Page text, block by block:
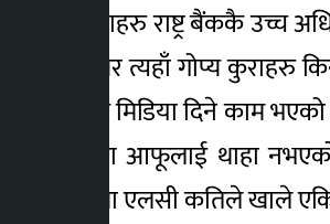
गोप्य सूचनाहरु राष्ट्र बैंककै
मिडिया खोजेर त्यहाँ गोप्य कुराहरु
गोप्य कुराहरु मिडिया दिने काम
कुरा आफूलाई थाहा नभएको
बैंकहरुमा एलसी कतिले खाले